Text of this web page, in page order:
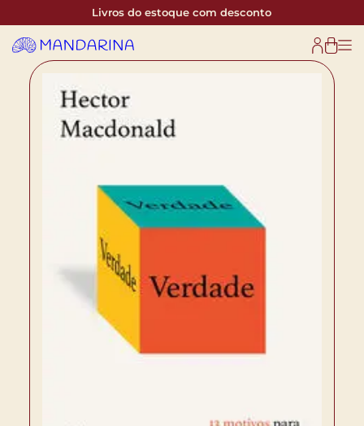
Livros do estoque com desconto